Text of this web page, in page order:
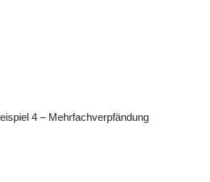
4 – Mehrfachverpfändung